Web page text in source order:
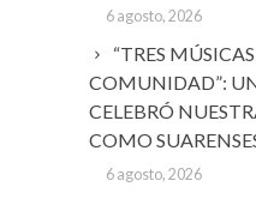
6 agosto, 2026
“TRES
COMUNIDAD”:
CELEBRÓ
COMO
6 agosto, 2026